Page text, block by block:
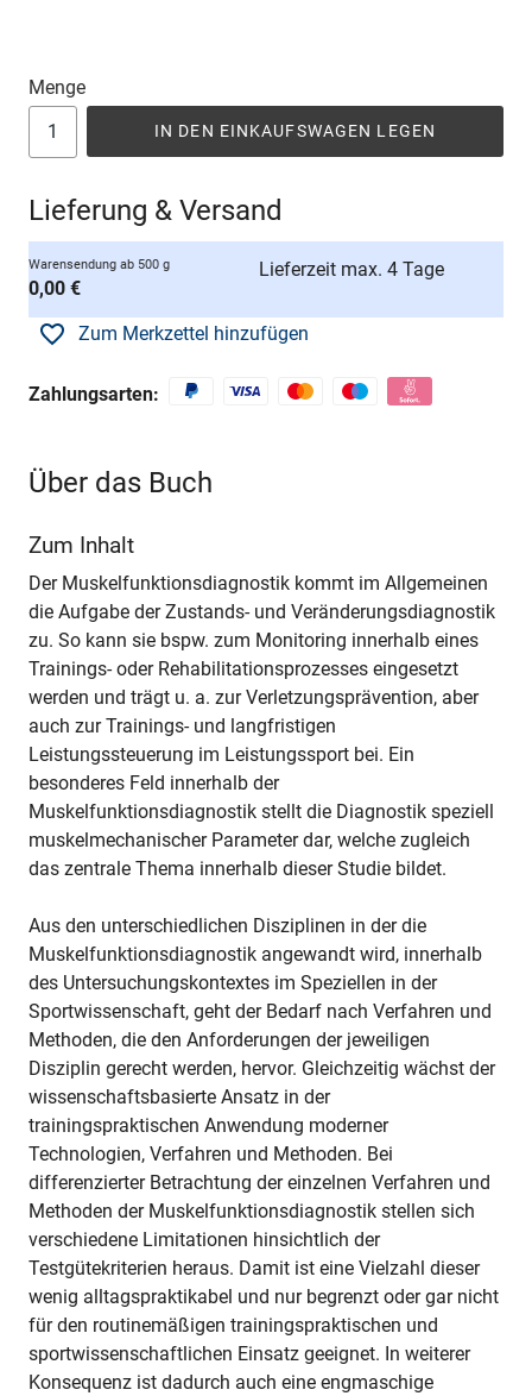
Menge
IN DEN EINKAUFSWAGEN LEGEN
Lieferung & Versand
Warensendung ab 500 g
0,00 €
Lieferzeit max. 4 Tage
Zum Merkzettel hinzufügen
Zahlungsarten:
Über das Buch
Zum Inhalt
Der Muskelfunktionsdiagnostik kommt im Allgemeinen
die Aufgabe der Zustands- und Veränderungsdiagnostik
zu. So kann sie bspw. zum Monitoring innerhalb eines
Trainings- oder Rehabilitationsprozesses eingesetzt
werden und trägt u. a. zur Verletzungsprävention, aber
auch zur Trainings- und langfristigen
Leistungssteuerung im Leistungssport bei. Ein
besonderes Feld innerhalb der
Muskelfunktionsdiagnostik stellt die Diagnostik speziell
muskelmechanischer Parameter dar, welche zugleich
das zentrale Thema innerhalb dieser Studie bildet.
Aus den unterschiedlichen Disziplinen in der die
Muskelfunktionsdiagnostik angewandt wird, innerhalb
des Untersuchungskontextes im Speziellen in der
Sportwissenschaft, geht der Bedarf nach Verfahren und
Methoden, die den Anforderungen der jeweiligen
Disziplin gerecht werden, hervor. Gleichzeitig wächst der
wissenschaftsbasierte Ansatz in der
trainingspraktischen Anwendung moderner
Technologien, Verfahren und Methoden. Bei
differenzierter Betrachtung der einzelnen Verfahren und
Methoden der Muskelfunktionsdiagnostik stellen sich
verschiedene Limitationen hinsichtlich der
Testgütekriterien heraus. Damit ist eine Vielzahl dieser
wenig alltagspraktikabel und nur begrenzt oder gar nicht
für den routinemäßigen trainingspraktischen und
sportwissenschaftlichen Einsatz geeignet. In weiterer
Konsequenz ist dadurch auch eine engmaschige